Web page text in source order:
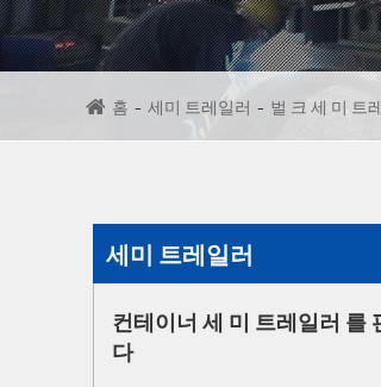
세 미 트레일러 판매
세 미 캔 차 판매
벌 크 세 미 트레일러 판매
홈 세미 트레일러 벌 크 세 미 트
세미 트레일러
컨테이너 세 미 트레일러 를
다